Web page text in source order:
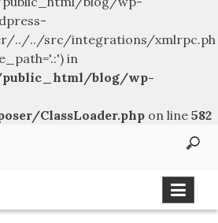
../../src/integrations/xmlrpc.ph
in
public_html/blog/wp-
ClassLoader.php on line 582